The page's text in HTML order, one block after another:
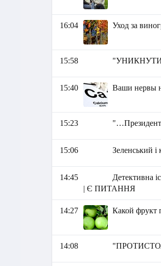
16:04 Уход за
15:58 "УНИКНУТИ
15:40 Ваши нервы
15:23 "…Президент
15:06 Зеленський
14:45
Детективна
| Є ПИТАННЯ
14:27 Какой фрукт
14:08